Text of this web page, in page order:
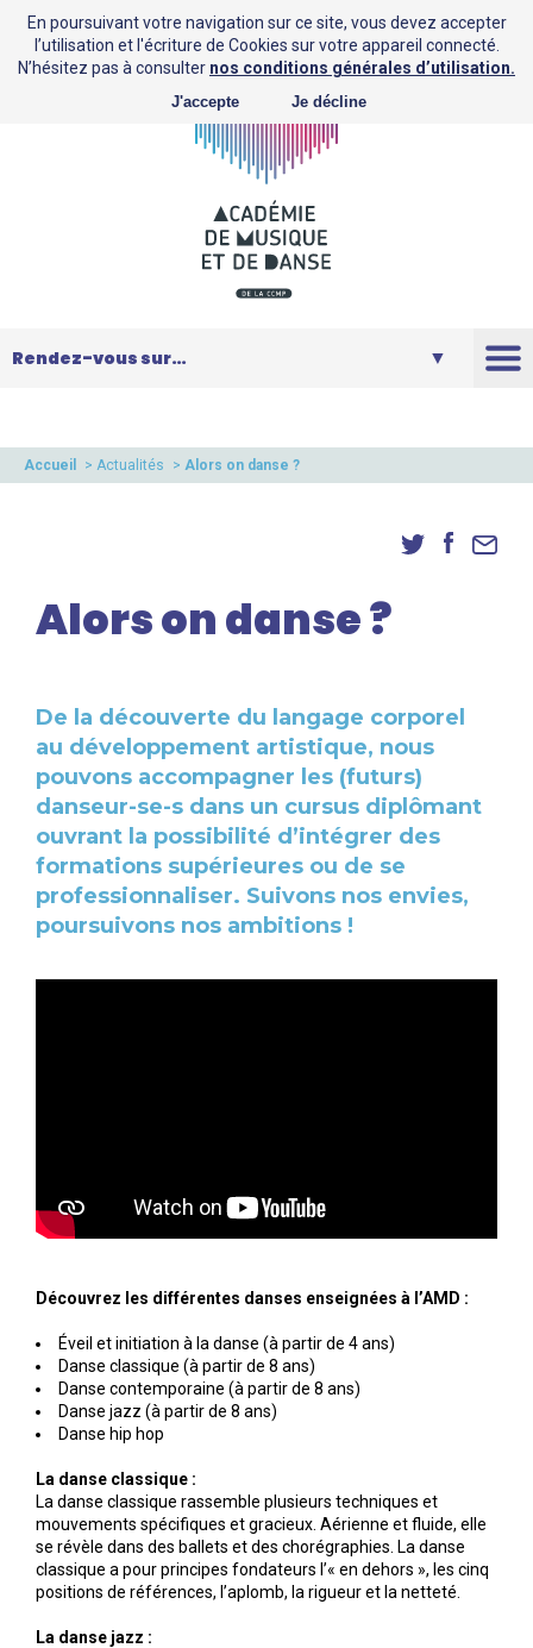
Saison
Accès élèves et familles
Accueil > Actualités > Alors on danse ?
Alors on danse ?
De la découverte du langage corporel
au développement artistique, nous
pouvons accompagner les (futurs)
danseur-se-s dans un cursus diplômant
ouvrant la possibilité d’intégrer des
formations supérieures ou de se
professionnaliser. Suivons nos envies,
poursuivons nos ambitions !
Découvrez les différentes danses enseignées à l’AMD :
Éveil et initiation à la danse (à partir de 4 ans)
Danse classique (à partir de 8 ans)
Danse contemporaine (à partir de 8 ans)
Danse jazz (à partir de 8 ans)
Danse hip hop
La danse classique :
La danse classique rassemble plusieurs techniques et
mouvements spécifiques et gracieux. Aérienne et fluide, elle
se révèle dans des ballets et des chorégraphies. La danse
classique a pour principes fondateurs l’« en dehors », les cinq
positions de références, l’aplomb, la rigueur et la netteté.
La danse jazz :
En poursuivant votre navigation sur ce site, vous devez accepter
l’utilisation et l'écriture de Cookies sur votre appareil connecté.
N’hésitez pas à consulter nos conditions générales d’utilisation.
J'accepte Je décline